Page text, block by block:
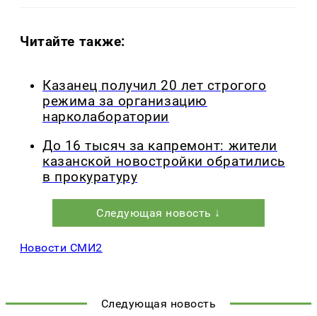
Читайте также:
Казанец получил 20 лет строгого
режима за организацию
нарколаборатории
До 16 тысяч за капремонт: жители
казанской новостройки обратились
в прокуратуру
Следующая новость ↓
Новости СМИ2
Следующая новость